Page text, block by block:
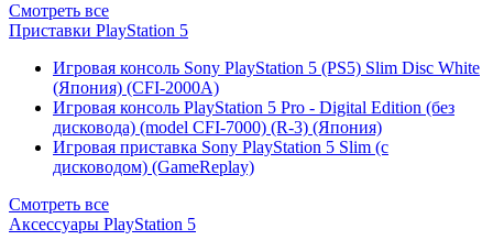
Смотреть все
Приставки PlayStation 5
Игровая консоль Sony PlayStation 5 (PS5) Slim Disc White
(Япония) (CFI-2000A)
Игровая консоль PlayStation 5 Pro - Digital Edition (без
дисковода) (model CFI-7000) (R-3) (Япония)
Игровая приставка Sony PlayStation 5 Slim (с
дисководом) (GameReplay)
Смотреть все
Аксессуары PlayStation 5